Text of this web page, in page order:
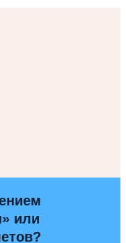
или